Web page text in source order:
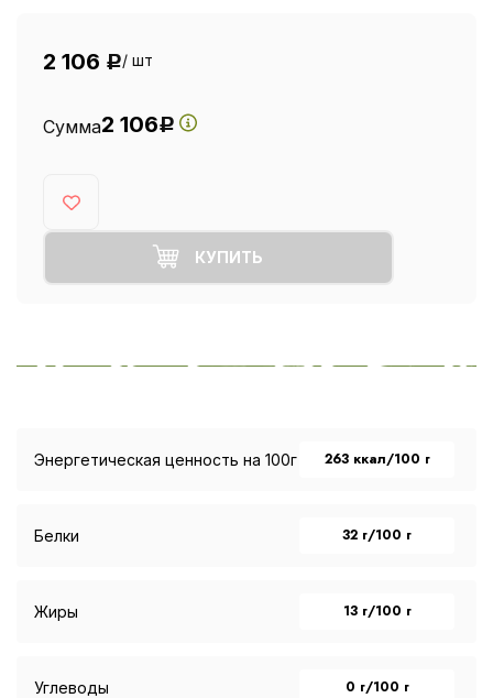
2 106 Р/ шт
Сумма2 106Р
КУПИТЬ
Энергетическая ценность на 100г 263 ккал/100 г
Белки 32 г/100 г
Жиры 13 г/100 г
Углеводы 0 г/100 г